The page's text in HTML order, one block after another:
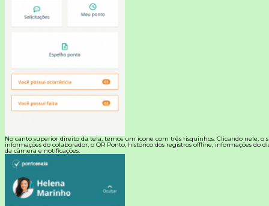
No canto superior direito da tela, temos um ícone com três risquinhos. Clicando nele, o
informações do colaborador, o QR Ponto, histórico dos registros offline, informações do
da câmera e notificações.